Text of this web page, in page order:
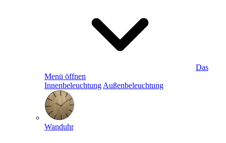
Das
Menü öffnen
Innenbeleuchtung Außenbeleuchtung
Wanduhr